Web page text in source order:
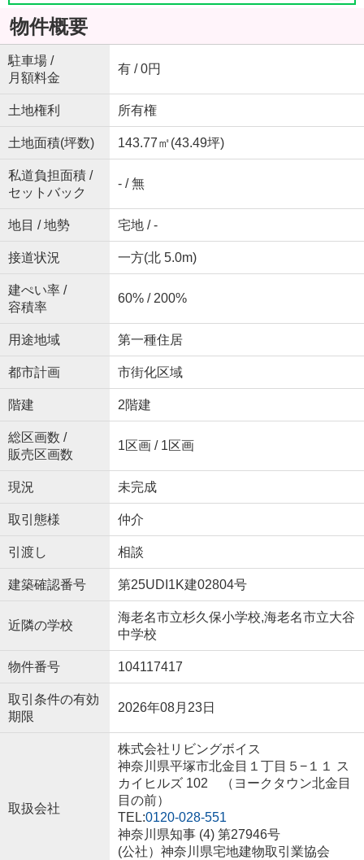
物件概要
駐車場 /
月額料金
有 / 0円
土地権利 所有権
土地面積(坪数) 143.77㎡(43.49坪)
私道負担面積 /
セットバック
- / 無
地目 / 地勢 宅地 / -
接道状況 一方(北 5.0m)
建ぺい率 /
容積率
60% / 200%
用途地域 第一種住居
都市計画 市街化区域
階建 2階建
総区画数 /
販売区画数
1区画 / 1区画
現況 未完成
取引態様 仲介
引渡し 相談
建築確認番号 第25UDI1K建02804号
近隣の学校
海老名市立杉久保小学校,海老名市立大谷
中学校
物件番号 104117417
取引条件の有効
期限
2026年08月23日
取扱会社
株式会社リビングボイス
神奈川県平塚市北金目１丁目５−１１ ス
カイヒルズ 102 （ヨークタウン北金目
目の前）
TEL:0120-028-551
神奈川県知事 (4) 第27946号
(公社）神奈川県宅地建物取引業協会